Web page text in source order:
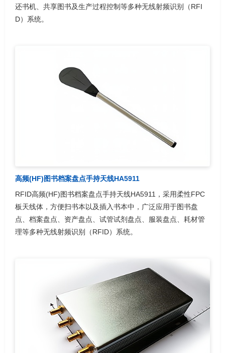
还书机、共享图书及生产过程控制等多种无线射频识别（RFI
D）系统。
高频(HF)图书档案盘点手持天线HA5911
RFID高频(HF)图书档案盘点手持天线HA5911，采用柔性FPC
板天线体，方便扫书本以及插入书本中，广泛应用于图书盘
点、档案盘点、资产盘点、试管试剂盘点、服装盘点、耗材管
理等多种无线射频识别（RFID）系统。